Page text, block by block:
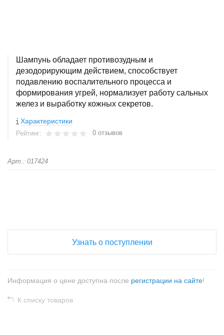
Шампунь обладает противозудным и
дезодорирующим действием, способствует
подавлению воспалительного процесса и
формирования угрей, нормализует работу сальных
желез и выработку кожных секретов.
Характеристики
Рейтинг: 0 отзывов
Арт.: 017424
Узнать о поступлении
Информация о цене доступна после регистрации на сайте!
К списку товаров